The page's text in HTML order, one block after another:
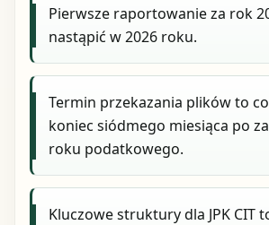
Pierwsze raportowanie za rok
nastąpić w 2026 roku.
Termin przekazania plików to
koniec siódmego miesiąca po
roku podatkowego.
Kluczowe struktury dla JPK CIT to